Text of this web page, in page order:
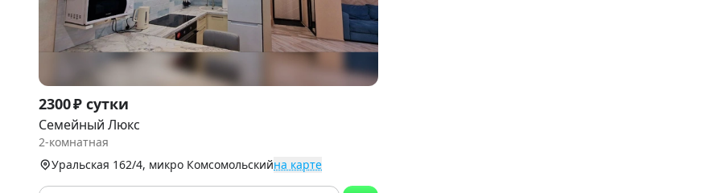
Item
1
of
9
2300 ₽ сутки
Семейный Люкс
2-комнатная
Уральская 162/4, микро Комсомольскийна карте